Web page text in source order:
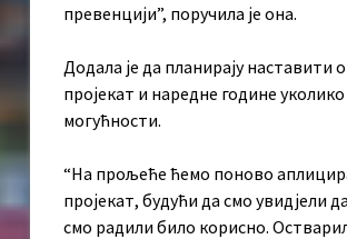
превенцији”, поручила је она.
Додала је да планирају наставити
пројекат и наредне године
могућности.
“На прољеће ћемо поново
пројекат, будући да смо увидјели
смо радили било корисно.